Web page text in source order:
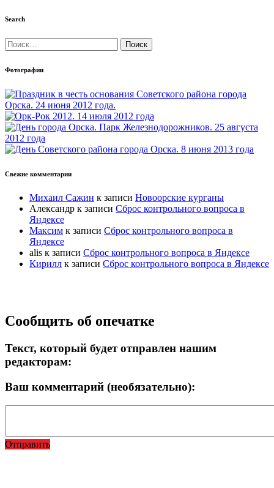
Search
Найти:
Фотографии
Свежие комментарии
Михаил Сажин к записи Новоорские курганы
Александр к записи Сброс контрольного вопроса в
Яндексе
Максим к записи Сброс контрольного вопроса в
Яндексе
alis к записи Сброс контрольного вопроса в Яндексе
Кирилл к записи Сброс контрольного вопроса в Яндексе
Прокрутка
вверх
Сообщить об опечатке
Текст, который будет отправлен нашим
редакторам:
Ваш комментарий (необязательно):
Отправить